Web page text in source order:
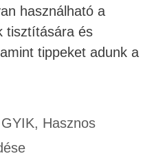
használható a
tisztítására és
tippeket adunk a
, Hasznos